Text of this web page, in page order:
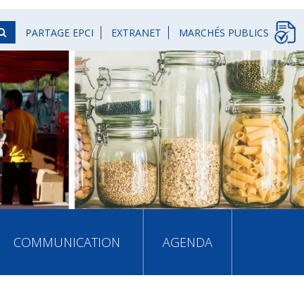
PARTAGE EPCI EXTRANET MARCHÉS PUBLICS
COMMUNICATION AGENDA